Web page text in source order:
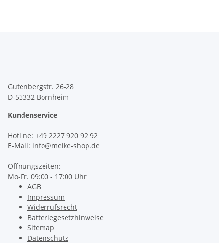
Gutenbergstr. 26-28
D-53332 Bornheim
Kundenservice
Hotline: +49 2227 920 92 92
E-Mail: info@meike-shop.de
Öffnungszeiten:
Mo-Fr. 09:00 - 17:00 Uhr
AGB
Impressum
Widerrufsrecht
Batteriegesetzhinweise
Sitemap
Datenschutz